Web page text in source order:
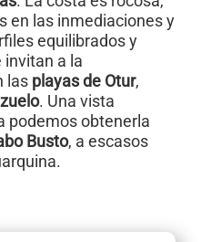
en las inmediaciones y
equilibrados y
invitan a la
las playas de Otur,
. Una vista
podemos obtenerla
Busto, a escasos